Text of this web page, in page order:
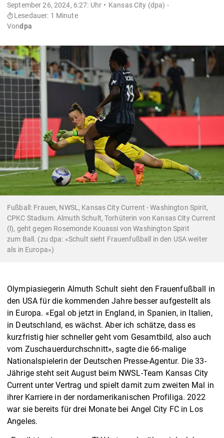
September 26, 2024, 6:27: Uhr
Kansas City (dpa) -
Lesedauer: 1 Minute
Vondpa
Fußball: Frauen, NWSL, Kansas City Current - Washington Spirit,
CPKC Stadium. Almuth Schult, Torhüterin von Kansas City Current
(l), geht gegen Rosemonde Kouassi von Washington Spirit
zum Ball. (zu dpa: «Schult sieht Frauenfußball in den USA weiter
als in Europa»)
Olympiasiegerin Almuth Schult sieht den Frauenfußball in
den USA für die kommenden Jahre besser aufgestellt als
in Europa. «Egal ob jetzt in England, in Spanien, in Italien,
in Deutschland, es wächst. Aber ich schätze, dass es
kurzfristig hier schneller geht vom Gesamtbild, also auch
vom Zuschauerdurchschnitt», sagte die 66-malige
Nationalspielerin der Deutschen Presse-Agentur. Die 33-
Jährige steht seit August beim NWSL-Team Kansas City
Current unter Vertrag und spielt damit zum zweiten Mal in
ihrer Karriere in der nordamerikanischen Profiliga. 2022
war sie bereits für drei Monate bei Angel City FC in Los
Angeles.